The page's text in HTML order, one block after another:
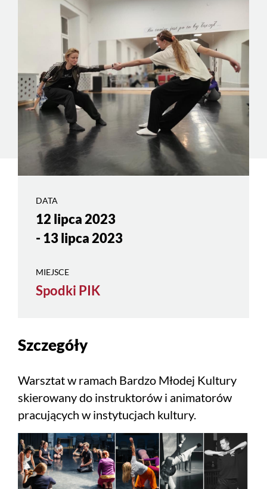
DATA
12 lipca 2023
- 13 lipca 2023
MIEJSCE
Spodki PIK
Szczegóły
Warsztat w ramach Bardzo Młodej Kultury
skierowany do instruktorów i animatorów
pracujących w instytucjach kultury.